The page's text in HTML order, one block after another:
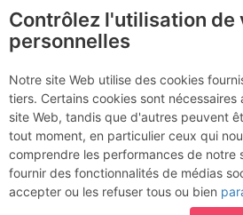
Yann en action
Activités
Date/heure
9 févr. 2012 18:20
Contributeur
n1n1
individuel
Contrôlez l'utilisation de
personnelles
Notre site Web utilise des cookies
tiers. Certains cookies sont
site Web, tandis que d'autres peuvent
tout moment, en particulier ceux qui
comprendre les performances de notre
fournir des fonctionnalités de médias
accepter ou les refuser tous ou bien